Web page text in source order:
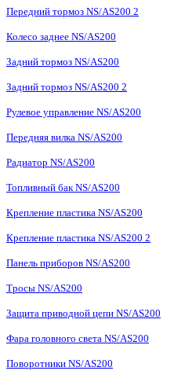
Передний тормоз NS/AS200 2
Колесо заднее NS/AS200
Задний тормоз NS/AS200
Задний тормоз NS/AS200 2
Рулевое управление NS/AS200
Передняя вилка NS/AS200
Радиатор NS/AS200
Топливный бак NS/AS200
Крепление пластика NS/AS200
Крепление пластика NS/AS200 2
Панель приборов NS/AS200
Тросы NS/AS200
Защита приводной цепи NS/AS200
Фара головного света NS/AS200
Поворотники NS/AS200